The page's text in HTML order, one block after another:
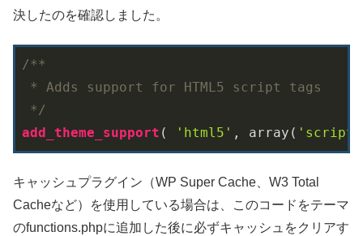
決したのを確認しました。
/**
* Adds support for HTML5 script tags
*/
add_theme_support ( 'html5' , array( 'script'
キャッシュプラグイン（WP Super Cache、W3 Total
Cacheなど）を使用している場合は、このコードをテーマ
のfunctions.phpに追加した後に必ずキャッシュをクリアす